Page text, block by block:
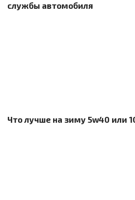
службы автомобиля
Что лучше на зиму 5w40 или